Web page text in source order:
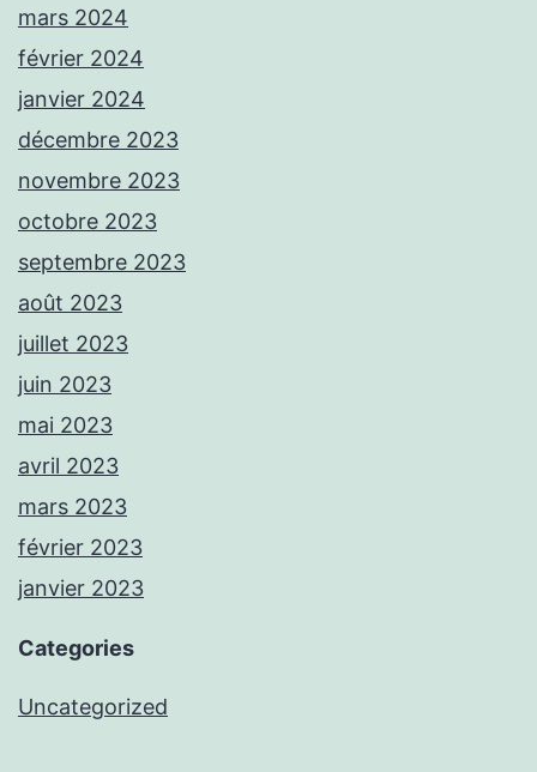
mars 2024
février 2024
janvier 2024
décembre 2023
novembre 2023
octobre 2023
septembre 2023
août 2023
juillet 2023
juin 2023
mai 2023
avril 2023
mars 2023
février 2023
janvier 2023
Categories
Uncategorized